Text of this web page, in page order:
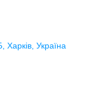
Україна